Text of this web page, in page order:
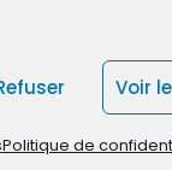
Voir
Politique de
en
en Relation